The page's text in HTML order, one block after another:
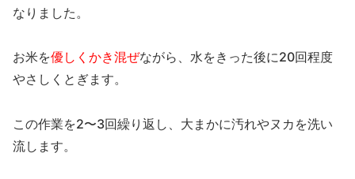
なりました。
お米を優しくかき混ぜながら、水をきった後に20回程度
やさしくとぎます。
この作業を2〜3回繰り返し、大まかに汚れやヌカを洗い
流します。